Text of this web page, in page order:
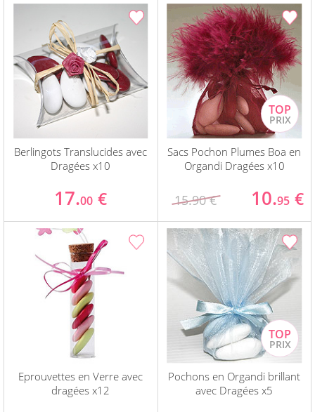
Berlingots Translucides avec
Dragées x10
17.00 €
Sacs Pochon Plumes Boa en
Organdi Dragées x10
15.90 € 10.95 €
Eprouvettes en Verre avec
dragées x12
Pochons en Organdi brillant
avec Dragées x5